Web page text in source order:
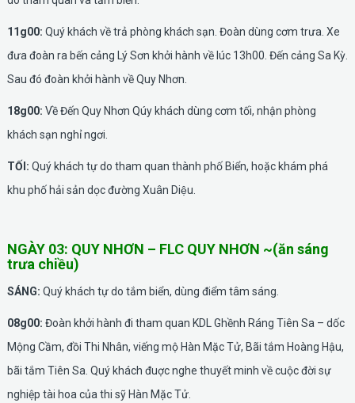
11g00: Quý khách về trả phòng khách sạn. Đoàn dùng cơm trưa. Xe
đưa đoàn ra bến cảng Lý Sơn khởi hành về lúc 13h00. Đến cảng Sa Kỳ.
Sau đó đoàn khởi hành về Quy Nhơn.
18g00: Về Đến Quy Nhơn Qúy khách dùng cơm tối, nhận phòng
khách sạn nghỉ ngơi.
TỐI: Quý khách tự do tham quan thành phố Biển, hoặc khám phá
khu phố hải sản dọc đường Xuân Diệu.
NGÀY 03: QUY NHƠN – FLC QUY NHƠN ~(ăn sáng
trưa chiều)
SÁNG: Quý khách tự do tắm biển, dùng điểm tâm sáng.
08g00: Đoàn khởi hành đi tham quan KDL Ghềnh Ráng Tiên Sa – dốc
Mộng Cầm, đồi Thi Nhân, viếng mộ Hàn Mặc Tử, Bãi tắm Hoàng Hậu,
bãi tắm Tiên Sa. Quý khách đuợc nghe thuyết minh về cuộc đời sự
nghiệp tài hoa của thi sỹ Hàn Mặc Tử.